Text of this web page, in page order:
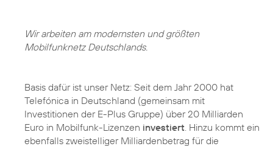
Wir arbeiten am modernsten und größten
Mobilfunknetz Deutschlands.
Basis dafür ist unser Netz: Seit dem Jahr 2000 hat
Telefónica in Deutschland (gemeinsam mit
Investitionen der E-Plus Gruppe) über 20 Milliarden
Euro in Mobilfunk-Lizenzen investiert . Hinzu kommt ein
ebenfalls zweistelliger Milliardenbetrag für die